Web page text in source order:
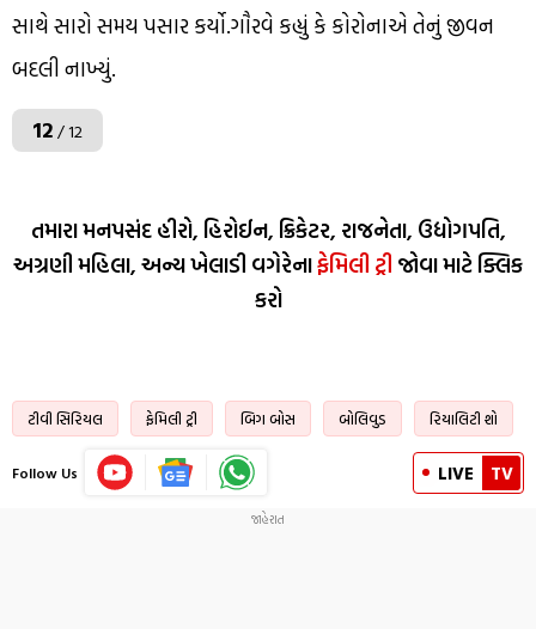
સાથે સારો સમય પસાર કર્યો.ગૌરવે કહ્યું કે કોરોનાએ તેનું જીવન
બદલી નાખ્યું.
12/ 12
તમારા મનપસંદ હીરો, હિરોઈન, ક્રિકેટર, રાજનેતા, ઉદ્યોગપતિ,
અગ્રણી મહિલા, અન્ય ખેલાડી વગેરેનાફેમિલી ટ્રી જોવા માટે ક્લિક
કરો
ટીવી સિરિયલ ફેમિલી ટ્રી બિગ બોસ બોલિવુડ રિયાલિટી શો
Follow Us LIVE TV